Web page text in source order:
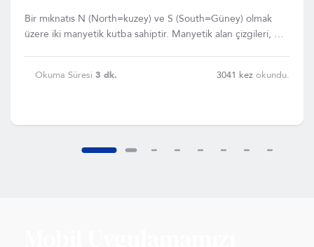
Bir mıknatıs N (North=kuzey) ve S (South=Güney) olmak
üzere iki manyetik kutba sahiptir. Manyetik alan çizgileri, bu
Okuma Süresi 3 dk. 3041 kez okundu.